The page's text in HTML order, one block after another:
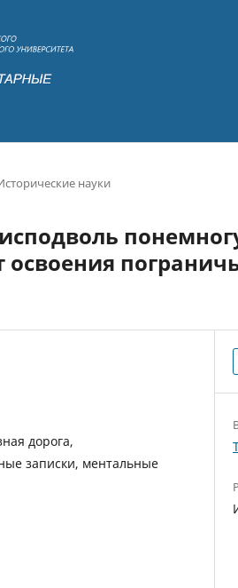
науки
освоения
дорога,
записки, ментальные